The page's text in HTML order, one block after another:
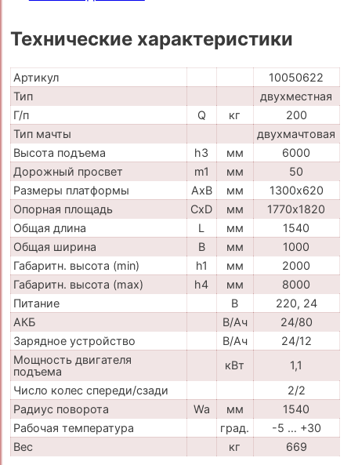
Технические характеристики
Артикул
10050622
Тип
двухместная
Г/п
Q кг
200
Тип мачты
двухмачтовая
Высота подъема
h3 мм
6000
Дорожный просвет
m1 мм
50
Размеры платформы
AxB мм
1300х620
Опорная площадь
CxD мм
1770х1820
Общая длина
L мм
1540
Общая ширина
B мм
1000
Габаритн. высота (min)
h1 мм
2000
Габаритн. высота (max)
h4 мм
8000
Питание
В
220, 24
АКБ
В/Ач
24/80
Зарядное устройство
В/Ач
24/12
Мощность двигателя
подъема
кВт
1,1
Число колес спереди/сзади
2/2
Радиус поворота
Wa мм
1540
Рабочая температура
град.
-5 … +30
Вес
кг 669